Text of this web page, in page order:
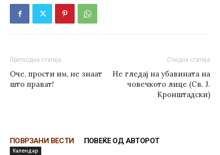
Претходна статија
Оче, прости им, не знаат
што прават!
Следна статија
He гледај на убавината на
човечкото лице (Св. Ј.
Кронштадски)
ПОВРЗАНИ ВЕСТИ ПОВЕЌЕ ОД АВТОРОТ
Kалендар